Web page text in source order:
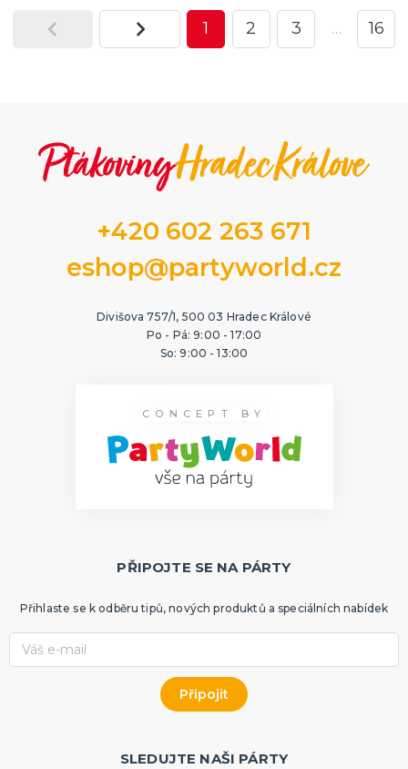
1 2 3 … 16
+420 602 263 671
eshop@partyworld.cz
Divišova 757/1, 500 03 Hradec Králové
Po - Pá: 9:00 - 17:00
So: 9:00 - 13:00
CONCEPT BY
PŘIPOJTE SE NA PÁRTY
Přihlaste se k odběru tipů, nových produktů a speciálních nabídek
SLEDUJTE NAŠI PÁRTY